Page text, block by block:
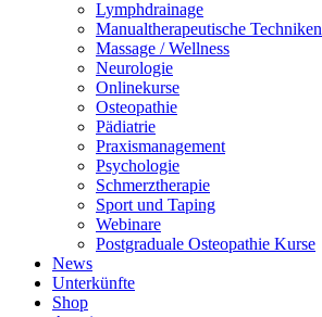
Lymphdrainage
Manualtherapeutische Techniken
Massage / Wellness
Neurologie
Onlinekurse
Osteopathie
Pädiatrie
Praxismanagement
Psychologie
Schmerztherapie
Sport und Taping
Webinare
Postgraduale Osteopathie Kurse
News
Unterkünfte
Shop